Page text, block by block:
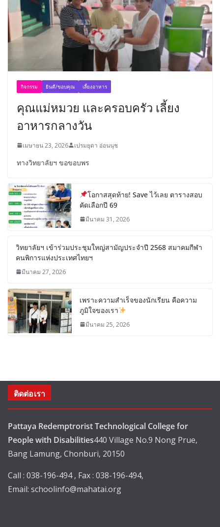
กิจกรรม ยินดี/ขอบคุณ เลี้ยงอาหาร
คุณแม่หมวย และครอบครัว เลี้ยง
อาหารกลางวัน
เมษายน 23, 2026 เปรมยุดา อ่อนนุช
ทางวิทยาลัยฯ ขอขอบพร
โอกาสสุดท้าย! Save ไว้เลย ตารางสอบ
คัดเลือกปี 69
มีนาคม 31, 2026
วิทยาลัยฯ เข้าร่วมประชุมใหญ่สามัญประจำปี 2568 สมาคมกีฬา
คนพิการแห่งประเทศไทยฯ
มีนาคม 27, 2026
เพราะความสำเร็จของนักเรียน คือความ
ภูมิใจของเรา
มีนาคม 25, 2026
ติดต่อเรา
Pattaya Redemptrorist Technological College for
People with Disabilities440 Village No.9 Nong Prue,
Bang Lamung, Chonburi, 20150
Call : 038-196-494 , Fax : 038-196-494,
Email: schoolinfo@mahatai.org